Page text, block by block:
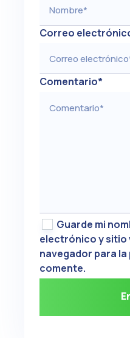
Correo
Comentario*
Guarde mi
electrónico y sitio
navegador para
comente.